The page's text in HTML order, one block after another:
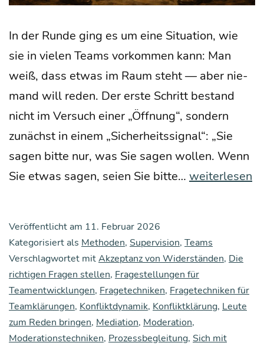
In der Run­de ging es um eine Situa­ti­on, wie
sie in vie­len Teams vor­kom­men kann: Man
weiß, dass etwas im Raum steht — aber nie­
mand will reden. Der ers­te Schritt bestand
nicht im Ver­such einer „Öff­nung“, son­dern
zunächst in einem „Sicher­heits­si­gnal“: „Sie
sagen bit­te nur, was Sie sagen wol­len. Wenn
Sie etwas sagen, sei­en Sie bit­te… Wie
te
zum
Reden
bekommt,
wenn
das
weiterlesen
Veröffentlicht am 11. Februar 2026
Kategorisiert als Methoden, Supervision, Teams
Verschlagwortet mitAkzeptanz von Widerständen, Die
richtigen Fragen stellen, Fragestellungen für
Teamentwicklungen, Fragetechniken, Fragetechniken für
Teamklärungen, Konfliktdynamik, Konfliktklärung, Leute
zum Reden bringen, Mediation, Moderation,
Moderationstechniken, Prozessbegleitung, Sich mit